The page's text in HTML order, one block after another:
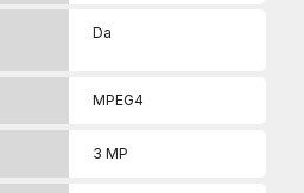
Da
MPEG4
3 MP